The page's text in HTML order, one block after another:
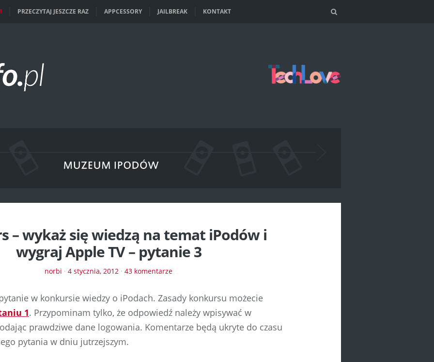
PRZECZYTAJ JESZCZE RAZ APPCESSORY JAILBREAK KONTAKT
– wykaż się wiedzą na temat iPodów i
wygraj Apple TV – pytanie 3
norbi · 4 stycznia, 2012 · 43 komentarze
w konkursie wiedzy o iPodach. Zasady konkursu możecie
1. Przypominam tylko, że odpowiedź należy wpisywać w
prawdziwe dane logowania. Komentarze będą ukryte do czasu
pytania w dniu jutrzejszym.